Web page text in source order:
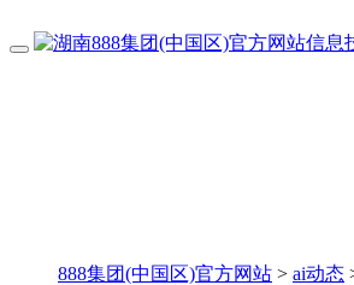
888集团(中国区)官方网站 > ai动态